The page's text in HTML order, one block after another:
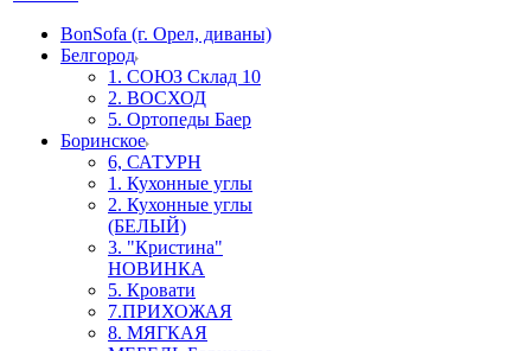
BonSofa (г. Орел, диваны)
Белгород
1. СОЮЗ Склад 10
2. ВОСХОД
5. Ортопеды Баер
Боринское
6, САТУРН
1. Кухонные углы
2. Кухонные углы
(БЕЛЫЙ)
3. "Кристина"
НОВИНКА
5. Кровати
7.ПРИХОЖАЯ
8. МЯГКАЯ